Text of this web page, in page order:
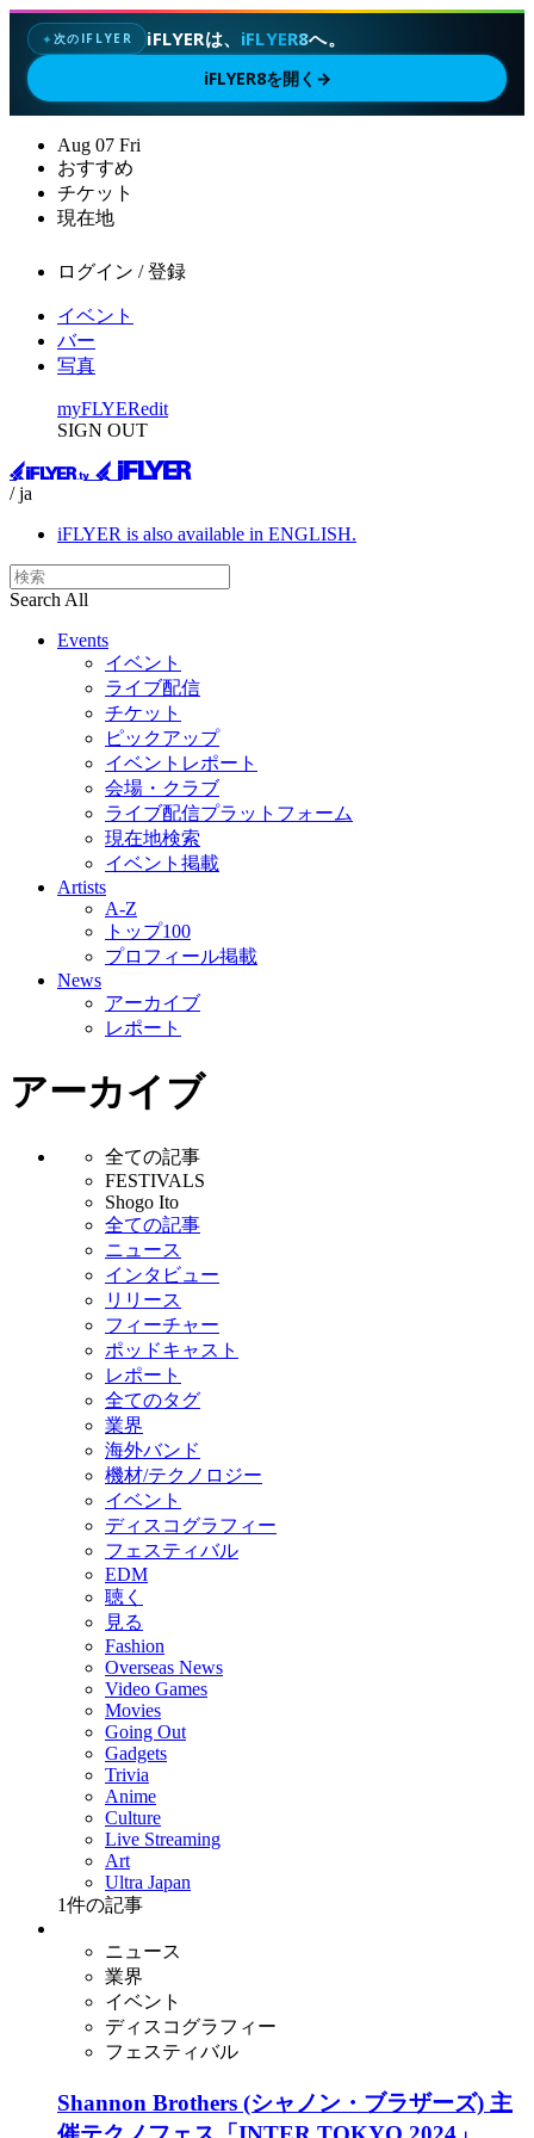
✦次のIFLYER iFLYERは、 iFLYER8へ。
iFLYER8を開く →
Aug 07 Fri
おすすめ
チケット
現在地
ログイン / 登録
イベント
バー
写真
myFLYERedit
SIGN OUT
/ ja
iFLYER is also available in ENGLISH.
Search All
Events
イベント
ライブ配信
チケット
ピックアップ
イベントレポート
会場・クラブ
ライブ配信プラットフォーム
現在地検索
イベント掲載
Artists
A-Z
トップ100
プロフィール掲載
News
アーカイブ
レポート
アーカイブ
全ての記事
FESTIVALS
Shogo Ito
全ての記事
ニュース
インタビュー
リリース
フィーチャー
ポッドキャスト
レポート
全てのタグ
業界
海外バンド
機材/テクノロジー
イベント
ディスコグラフィー
フェスティバル
EDM
聴く
見る
Fashion
Overseas News
Video Games
Movies
Going Out
Gadgets
Trivia
Anime
Culture
Live Streaming
Art
Ultra Japan
1件の記事
ニュース
業界
イベント
ディスコグラフィー
フェスティバル
Shannon Brothers (シャノン・ブラザーズ) 主